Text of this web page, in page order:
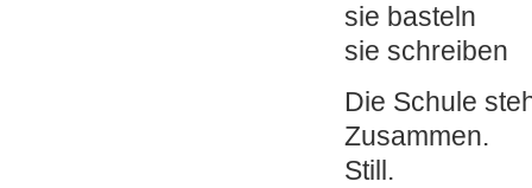
sie basteln
sie schreiben
Die Schule
Zusammen.
Still.